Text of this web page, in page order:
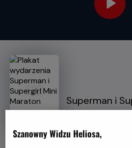
Superman i
Maraton
Fantasy / Akcja
Czas
238 min
Szanowny Widzu Heliosa,